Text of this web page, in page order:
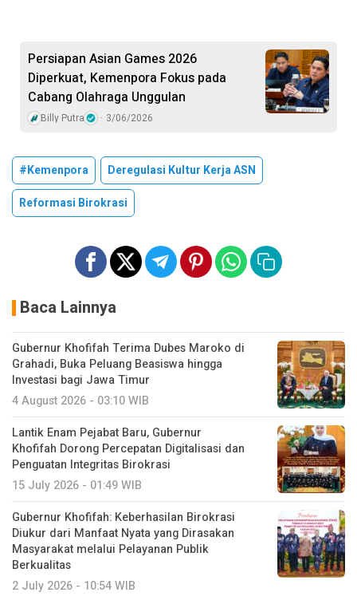
Persiapan Asian Games 2026
Diperkuat, Kemenpora Fokus pada
Cabang Olahraga Unggulan
Billy Putra 3/06/2026
#Kemenpora
Deregulasi Kultur Kerja ASN
Reformasi Birokrasi
Baca Lainnya
Gubernur Khofifah Terima Dubes Maroko di
Grahadi, Buka Peluang Beasiswa hingga
Investasi bagi Jawa Timur
4 August 2026 - 03:10 WIB
Lantik Enam Pejabat Baru, Gubernur
Khofifah Dorong Percepatan Digitalisasi dan
Penguatan Integritas Birokrasi
15 July 2026 - 01:49 WIB
Gubernur Khofifah: Keberhasilan Birokrasi
Diukur dari Manfaat Nyata yang Dirasakan
Masyarakat melalui Pelayanan Publik
Berkualitas
2 July 2026 - 10:54 WIB